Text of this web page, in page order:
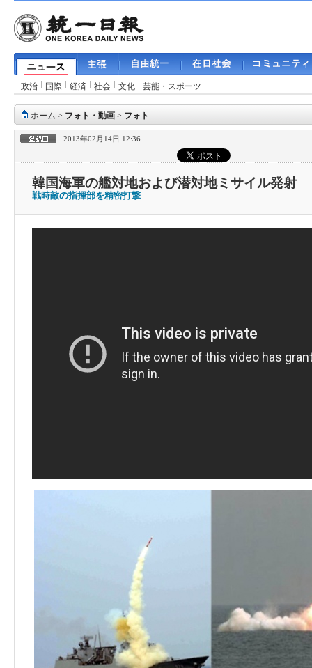
政治 国際 経済 社会 文化 芸能・スポーツ
ホーム > フォト・動画 > フォト
2013年02月14日 12:36
韓国海軍の艦対地および潜対地ミサイル発射
戦時敵の指揮部を精密打撃